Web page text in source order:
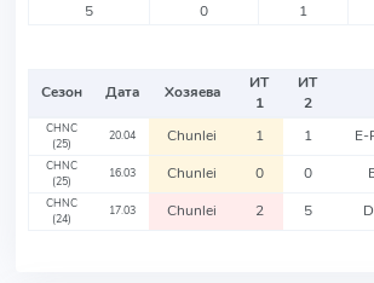
5
0 1
Сезон Дата Хозяева
ИТ
1
ИТ
2
CHNC
(25)
20.04 Chunlei 1 1 E-
CHNC
(25)
16.03 Chunlei 0 0
CHNC
(24)
17.03 Chunlei 2 5